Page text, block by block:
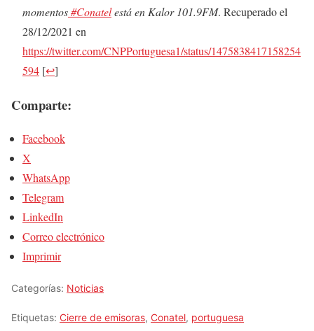
momentos#Conatelestá en Kalor 101.9FM. Recuperado el
28/12/2021 en
https://twitter.com/CNPPortuguesa1/status/1475838417158254
594 [↩]
Comparte:
Facebook
X
WhatsApp
Telegram
LinkedIn
Correo electrónico
Imprimir
Categorías: Noticias
Etiquetas: Cierre de emisoras, Conatel, portuguesa